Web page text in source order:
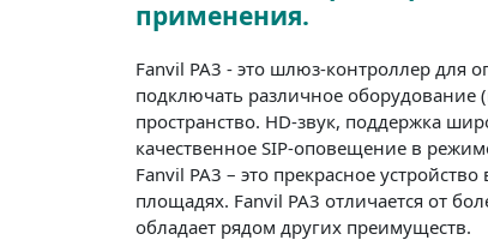
применения.
Fanvil PA3 - это шлюз-контроллер для
подключать различное оборудование
пространство. HD-звук, поддержка
качественное SIP-оповещение в
Fanvil PA3 – это прекрасное
площадях. Fanvil PA3 отличается от
обладает рядом других преимуществ.